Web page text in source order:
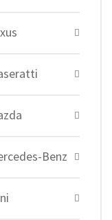
Benz